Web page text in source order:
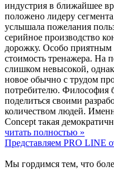
индустрия в ближайшее
положено лидеру
услышала пожелания
серийное производство
дорожку. Особо приятным
стоимость тренажера. На
слишком невысокой,
новое обычно с трудом
потребителю. Философия
поделиться своими
количеством людей.
Concept такая
читать полностью »
Представляем PRO LINE
Мы гордимся тем, что